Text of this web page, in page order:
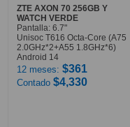
ZTE AXON 70 256GB Y
WATCH VERDE
Pantalla: 6.7"
Unisoc T616 Octa-Core (A75
2.0GHz*2+A55 1.8GHz*6)
Android 14
12 meses: $361
Contado $4,330